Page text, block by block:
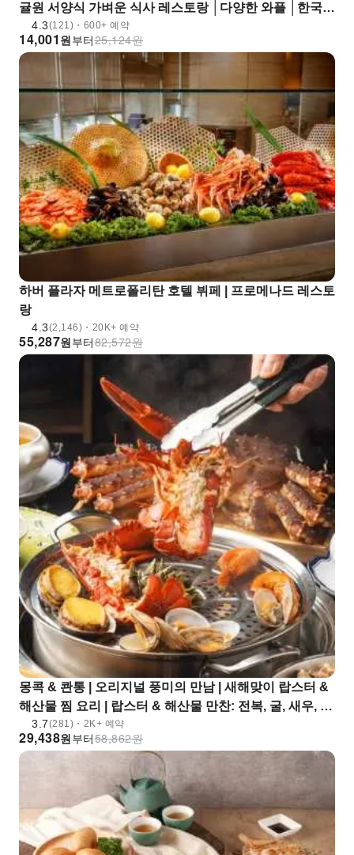
귤원 서양식 가벼운 식사 레스토랑 │다양한 와플 │한국식
메인 요리
4.3(121)・600+ 예약
원
14,001 부터 원
25,124
하버 플라자 메트로폴리탄 호텔 뷔페 | 프로메나드 레스토
랑
4.3(2,146)・20K+ 예약
원
55,287 부터 원
82,572
몽콕 & 콴통 | 오리지널 풍미의 만남 | 새해맞이 랍스터 &
해산물 찜 요리 | 랍스터 & 해산물 만찬: 전복, 굴, 새우, 조
개, 호주산 소고기
3.7(281)・2K+ 예약
원
29,438 부터 원
58,862